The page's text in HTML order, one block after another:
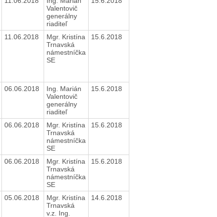
Valentovič
generálny
riaditeľ
11.06.2018
Mgr. Kristína
Trnavská
námestníčka
SE
15.6.2018
06.06.2018
Ing. Marián
Valentovič
generálny
riaditeľ
15.6.2018
06.06.2018
Mgr. Kristína
Trnavská
námestníčka
SE
15.6.2018
06.06.2018
Mgr. Kristína
Trnavská
námestníčka
SE
15.6.2018
05.06.2018
Mgr. Kristína
Trnavská
v.z. Ing.
14.6.2018